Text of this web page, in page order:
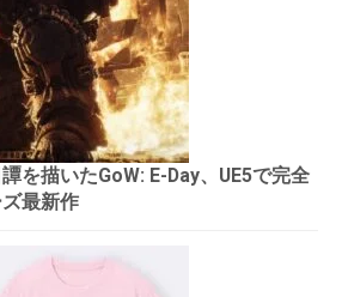
を描いたGoW: E-Day、UE5で完全
最新作